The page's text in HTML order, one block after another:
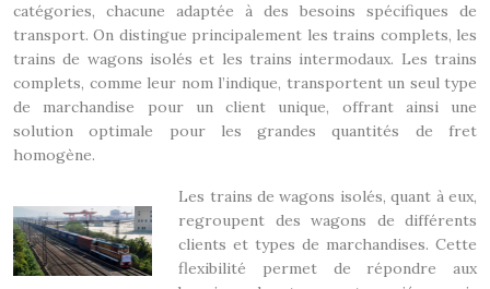
catégories, chacune adaptée à des besoins spécifiques de
transport. On distingue principalement les trains complets, les
trains de wagons isolés et les trains intermodaux. Les trains
complets, comme leur nom l’indique, transportent un seul type
de marchandise pour un client unique, offrant ainsi une
solution optimale pour les grandes quantités de fret
homogène.
Les trains de wagons isolés, quant à eux,
regroupent des wagons de différents
clients et types de marchandises. Cette
flexibilité permet de répondre aux